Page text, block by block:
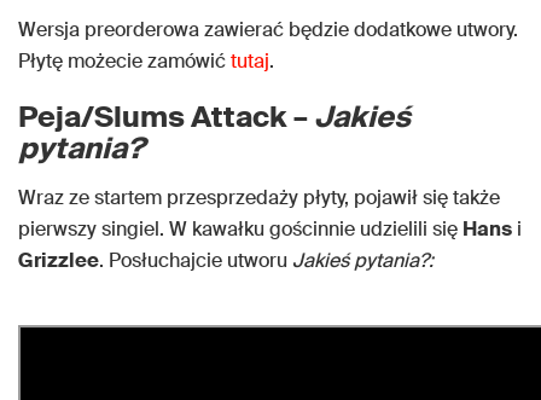
Wersja preorderowa zawierać będzie dodatkowe utwory.
Płytę możecie zamówićtutaj.
Peja/Slums Attack –Jakieś
pytania?
Wraz ze startem przesprzedaży płyty, pojawił się także
pierwszy singiel. W kawałku gościnnie udzielili się Hans i
Grizzlee. Posłuchajcie utworu Jakieś pytania?: